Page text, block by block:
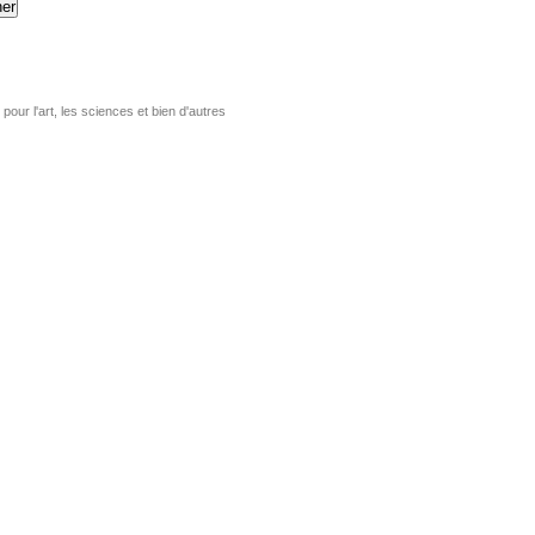
pour l'art, les sciences et bien d'autres